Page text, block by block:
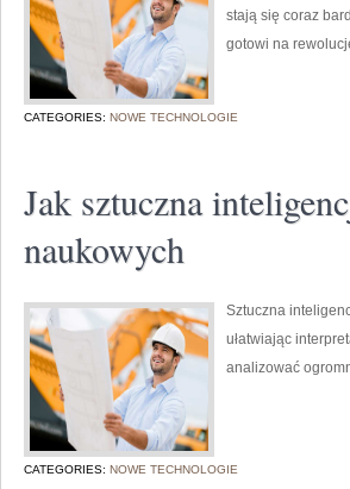
stają się coraz
gotowi na
CATEGORIES: NOWE TECHNOLOGIE
Jak sztuczna
naukowych
Sztuczna
ułatwiając
analizować
CATEGORIES: NOWE TECHNOLOGIE